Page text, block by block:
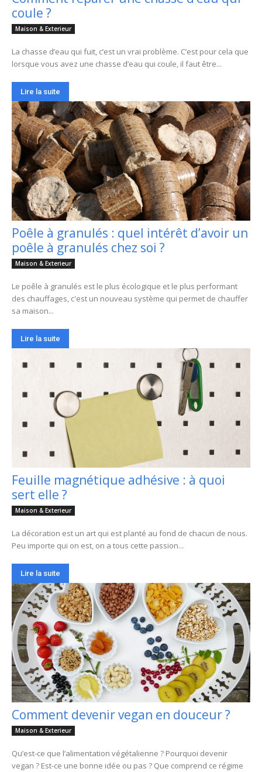
coule ?
Maison & Exterieur
La chasse d’eau qui fuit, c’est un vrai problème. C’est pour cela que
lorsque vous avez une chasse d’eau qui coule, il faut être...
Lire la suite
Poêle à granulés : quel intérêt d’avoir un
poêle à granulés chez soi ?
Maison & Exterieur
Le poêle à granulés est le plus écologique et le plus performant
des chauffages, c'est un nouveau système qui permet de chauffer
sa maison...
Lire la suite
Feuille magnétique adhésive : à quoi
sert elle ?
Maison & Exterieur
La décoration est un art qui est planté au fond de chacun de nous.
Peu importe qui on est, on a tous cette passion...
Lire la suite
Comment devenir vegan en douceur ?
Maison & Exterieur
Qu’est-ce que l’alimentation végétalienne ? Pourquoi devenir
vegan ? Est-ce une bonne idée ou pas ? Que comprend ce régime